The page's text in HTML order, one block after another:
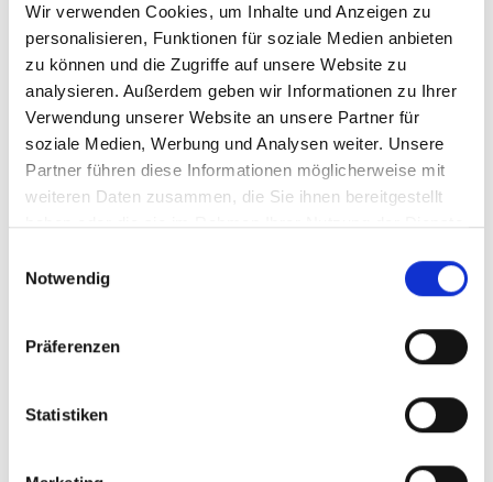
Wir verwenden Cookies, um Inhalte und Anzeigen zu
personalisieren, Funktionen für soziale Medien anbieten
zu können und die Zugriffe auf unsere Website zu
analysieren. Außerdem geben wir Informationen zu Ihrer
Verwendung unserer Website an unsere Partner für
soziale Medien, Werbung und Analysen weiter. Unsere
Partner führen diese Informationen möglicherweise mit
weiteren Daten zusammen, die Sie ihnen bereitgestellt
haben oder die sie im Rahmen Ihrer Nutzung der Dienste
Notwendig
Präferenzen
Statistiken
Konfiguration zurücksetzen
Anzahl Stückpreis
Bis3 89,50 €
Preise inkl. MwSt. zzgl. Versandkosten
Produkt Anzahl: Gib den gewünschten Wert ein oder
Zum Merkzettel hinzufügen